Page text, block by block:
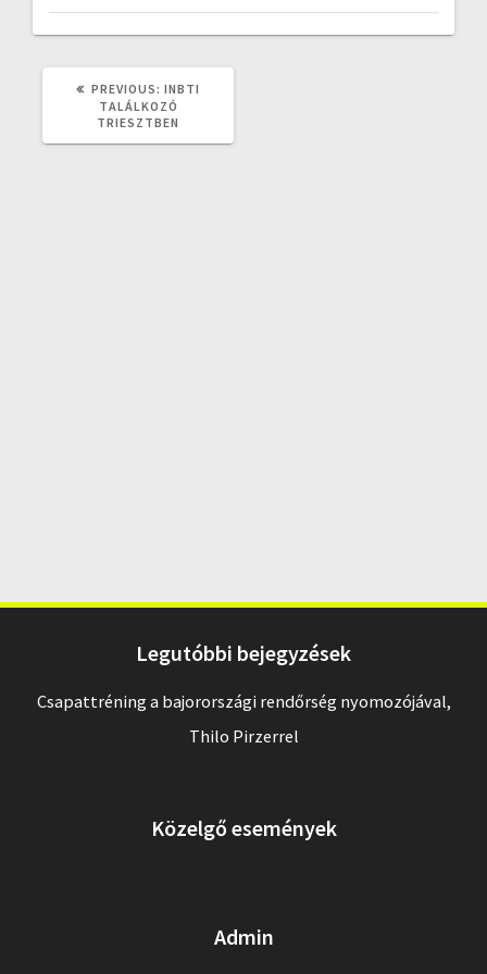
PREVIOUS: PREVIOUS
POST:
INBTI
TALÁLKOZÓ
TRIESZTBEN
Legutóbbi bejegyzések
Csapattréning a bajorországi rendőrség nyomozójával,
Thilo Pirzerrel
Közelgő események
Admin